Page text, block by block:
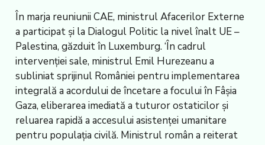
În marja reuniunii CAE, ministrul Afacerilor Externe
a participat și la Dialogul Politic la nivel înalt UE –
Palestina, găzduit în Luxemburg. ‘În cadrul
intervenției sale, ministrul Emil Hurezeanu a
subliniat sprijinul României pentru implementarea
integrală a acordului de încetare a focului în Fâșia
Gaza, eliberarea imediată a tuturor ostaticilor și
reluarea rapidă a accesului asistenței umanitare
pentru populația civilă. Ministrul român a reiterat